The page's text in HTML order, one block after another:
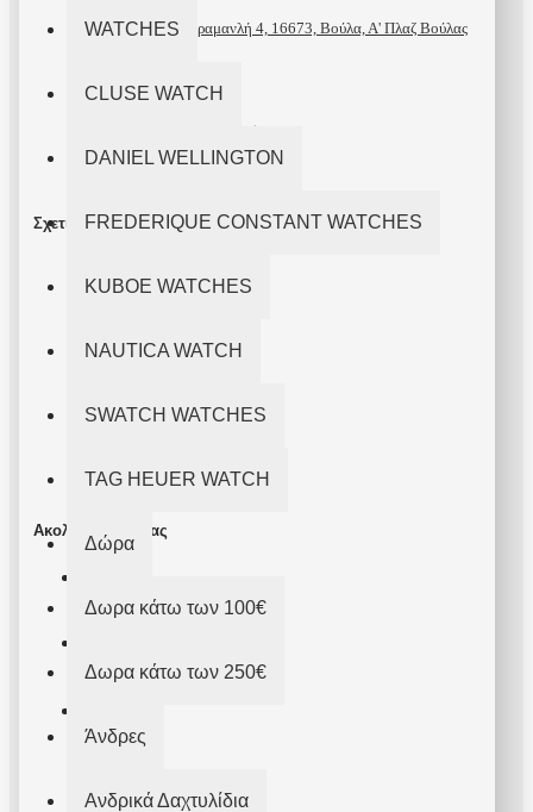
WATCHES
CLUSE WATCH
DANIEL WELLINGTON
FREDERIQUE CONSTANT WATCHES
KUBOE WATCHES
NAUTICA WATCH
SWATCH WATCHES
TAG HEUER WATCH
Δώρα
Δωρα κάτω των 100€
Δωρα κάτω των 250€
Άνδρες
Ανδρικά Δαχτυλίδια
Λεωφόρος Καραμανλή 4, 16673, Βούλα, Α' Πλαζ Βούλας
info@takismarakakis.gr
Σχετικά
Πολιτική Απορρήτου
Ακολουθήστε Μας